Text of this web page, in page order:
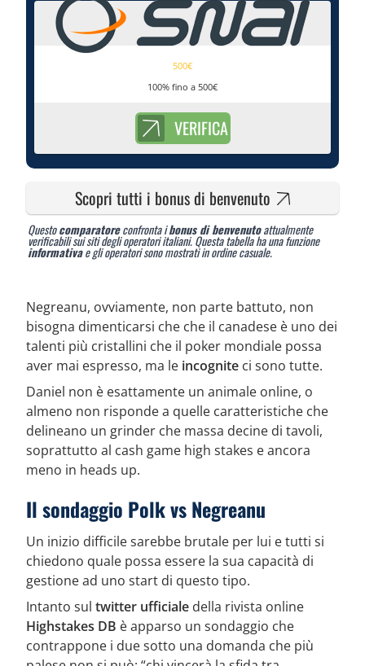
500€
100% fino a 500€
VERIFICA
Scopri tutti i bonus di benvenuto
Questocomparatoreconfronta ibonus di benvenutoattualmente
verificabili sui siti degli operatori italiani. Questa tabella ha una funzione
informativae gli operatori sono mostrati in ordine casuale.
Negreanu, ovviamente, non parte battuto, non
bisogna dimenticarsi che che il canadese è uno dei
talenti più cristallini che il poker mondiale possa
aver mai espresso, ma le incognite ci sono tutte.
Daniel non è esattamente un animale online, o
almeno non risponde a quelle caratteristiche che
delineano un grinder che massa decine di tavoli,
soprattutto al cash game high stakes e ancora
meno in heads up.
Il sondaggio Polk vs Negreanu
Un inizio difficile sarebbe brutale per lui e tutti si
chiedono quale possa essere la sua capacità di
gestione ad uno start di questo tipo.
Intanto sul twitter ufficiale della rivista online
Highstakes DB è apparso un sondaggio che
contrappone i due sotto una domanda che più